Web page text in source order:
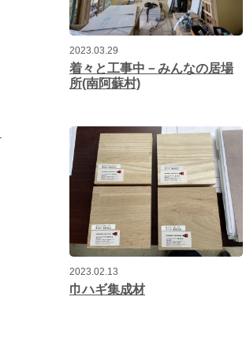
2023.03.29
着々と工事中－みんなの居場
所(南阿蘇村)
2023.02.13
巾ハギ集成材